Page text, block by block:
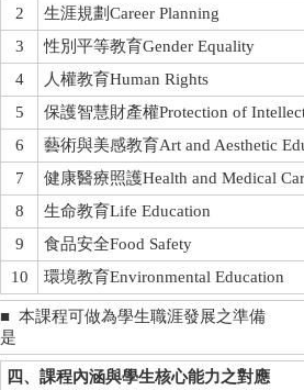
2
生涯規劃Career Planning
3
性別平等教育Gender Equality
4
人權教育Human Rights
5
保護智慧財產權Protection of
6
藝術與美感教育Art and Aesthetic
7
健康醫療照護Health and Medical
8
生命教育Life Education
9
食品安全Food Safety
10
環境教育Environmental Education
■ 本課程可做為學生職涯發展之準備
是
四、課程內涵與學生核心能力之對應